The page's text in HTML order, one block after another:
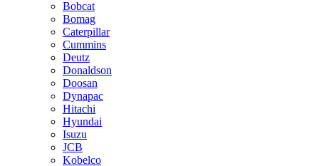
Bobcat
Bomag
Caterpillar
Cummins
Deutz
Donaldson
Doosan
Dynapac
Hitachi
Hyundai
Isuzu
JCB
Kobelco